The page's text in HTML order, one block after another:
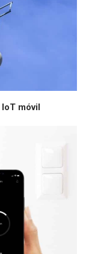
móvil